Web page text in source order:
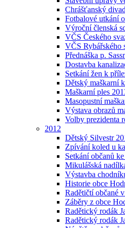
Chrášťanský
Fotbalové utkání
Výroční členská
VČS Českého
VČS Rybářského
Přednáška p.
Dostavba
Setkání žen k
Dětský maškarní
Maškarní ples
Masopustní
Výstava obrazů
Volby prezidenta
2012
Dětský Silvestr
Zpívání koled u
Setkání občanů
Mikulášská
Výstavba
Historie obce
Radětičtí občané
Záběry z obce
Radětický rodák
Radětický rodák